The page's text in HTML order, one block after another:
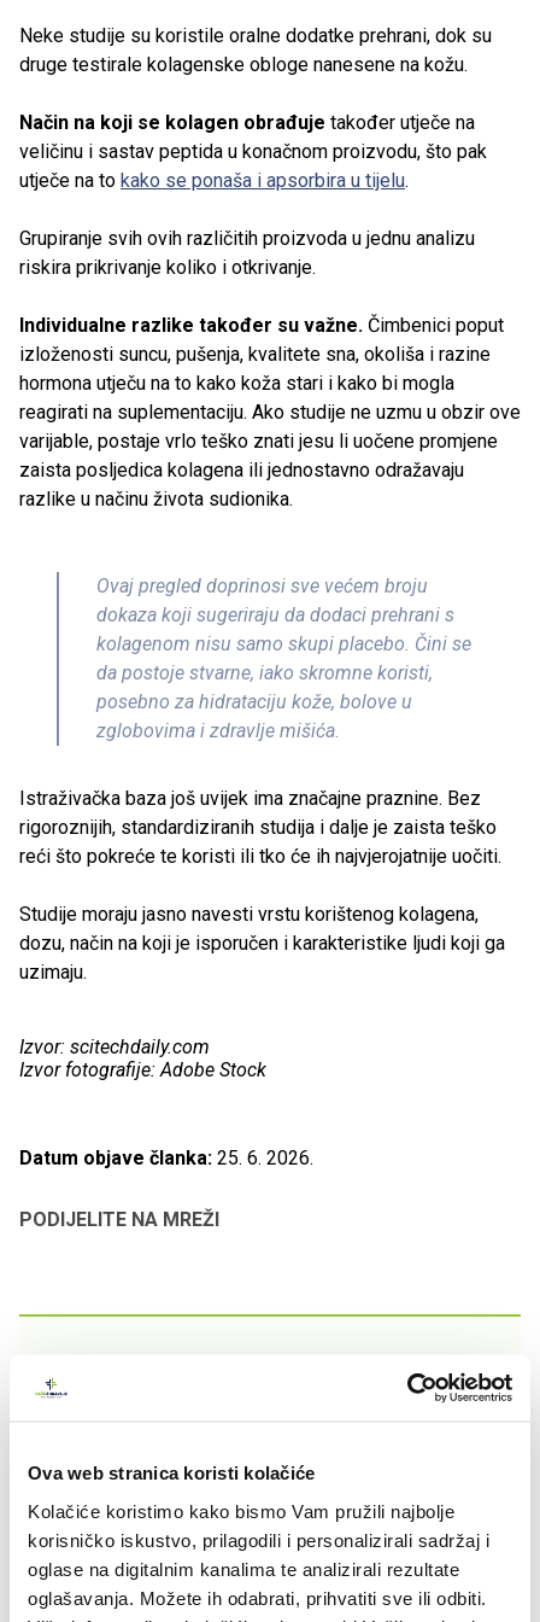
Ova web stranica koristi kolačiće
Kolačiće koristimo kako bismo Vam pružili najbolje
korisničko iskustvo, prilagodili i personalizirali sadržaj i
oglase na digitalnim kanalima te analizirali rezultate
oglašavanja. Možete ih odabrati, prihvatiti sve ili odbiti.
PODIJELITE NA MREŽI
Neke studije su koristile oralne dodatke prehrani, dok su
druge testirale kolagenske obloge nanesene na kožu.
Način na koji se kolagen obrađuje također utječe na
veličinu i sastav peptida u konačnom proizvodu, što pak
utječe na to kako se ponaša i apsorbira u tijelu.
Grupiranje svih ovih različitih proizvoda u jednu analizu
riskira prikrivanje koliko i otkrivanje.
Individualne razlike također su važne. Čimbenici poput
izloženosti suncu, pušenja, kvalitete sna, okoliša i razine
hormona utječu na to kako koža stari i kako bi mogla
reagirati na suplementaciju. Ako studije ne uzmu u obzir ove
varijable, postaje vrlo teško znati jesu li uočene promjene
zaista posljedica kolagena ili jednostavno odražavaju
razlike u načinu života sudionika.
Ovaj pregled doprinosi sve većem broju
dokaza koji sugeriraju da dodaci prehrani s
kolagenom nisu samo skupi placebo. Čini se
da postoje stvarne, iako skromne koristi,
posebno za hidrataciju kože, bolove u
zglobovima i zdravlje mišića.
Istraživačka baza još uvijek ima značajne praznine. Bez
rigoroznijih, standardiziranih studija i dalje je zaista teško
reći što pokreće te koristi ili tko će ih najvjerojatnije uočiti.
Studije moraju jasno navesti vrstu korištenog kolagena,
dozu, način na koji je isporučen i karakteristike ljudi koji ga
uzimaju.
Izvor: scitechdaily.com
Izvor fotografije: Adobe Stock
Datum objave članka: 25. 6. 2026.
Artre Collagen Plus